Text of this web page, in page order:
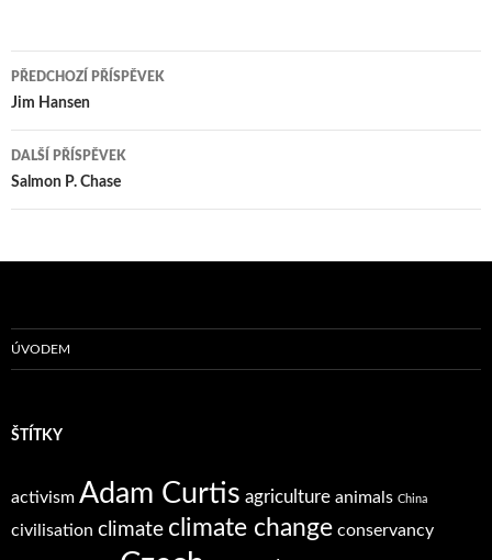
Navigace
pro
příspěvky
PŘEDCHOZÍ PŘÍSPĚVEK
Jim Hansen
DALŠÍ PŘÍSPĚVEK
Salmon P. Chase
ÚVODEM
ŠTÍTKY
activism Adam Curtis agriculture animals China
civilisation climate climate change conservancy